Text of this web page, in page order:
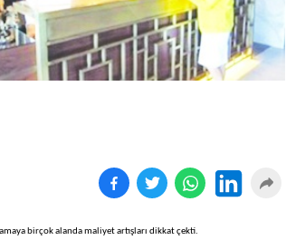
birçok alanda maliyet artışları dikkat çekti.